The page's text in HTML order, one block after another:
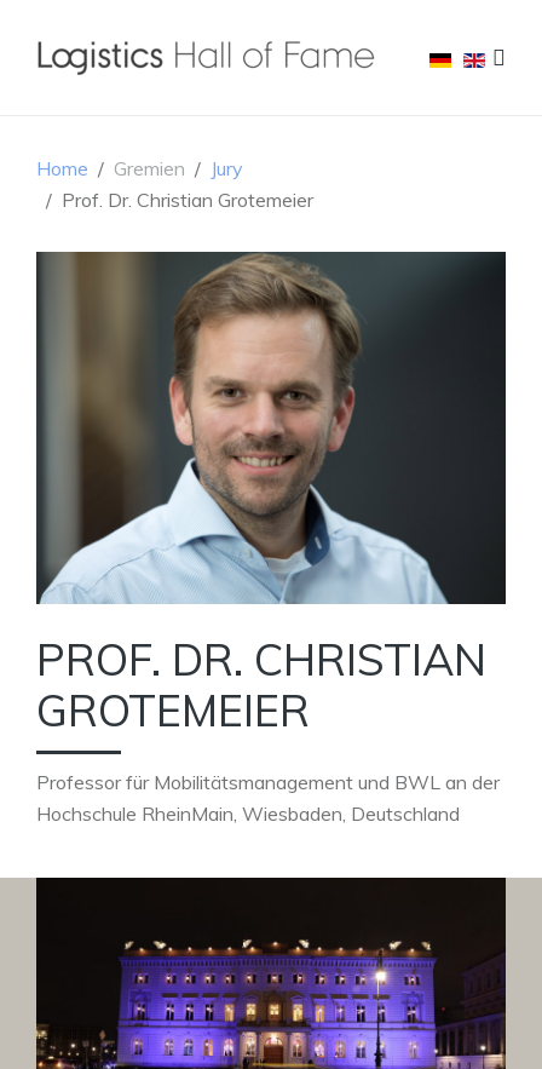
Home Gremien
Jury
Prof. Dr. Christian Grotemeier
PROF. DR. CHRISTIAN
GROTEMEIER
Professor für Mobilitätsmanagement und BWL an der
Hochschule RheinMain, Wiesbaden, Deutschland